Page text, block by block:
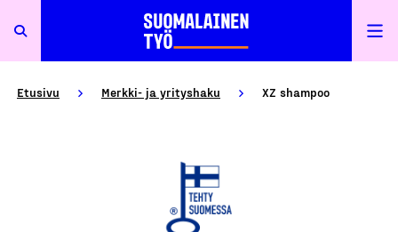
Etusivu Merkki- ja yrityshaku XZ shampoo